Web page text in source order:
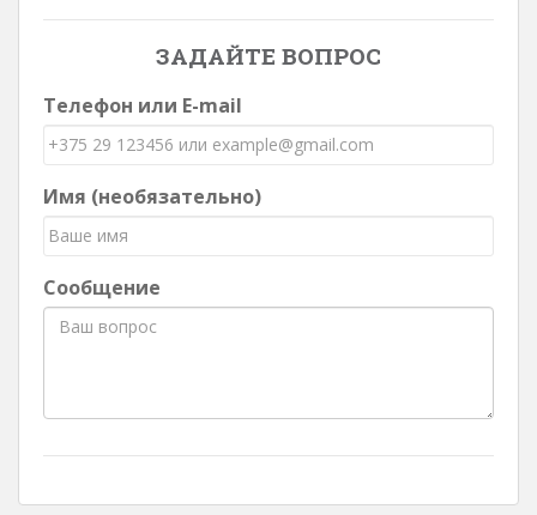
ЗАДАЙТЕ ВОПРОС
Телефон или E-mail
Имя (необязательно)
Сообщение